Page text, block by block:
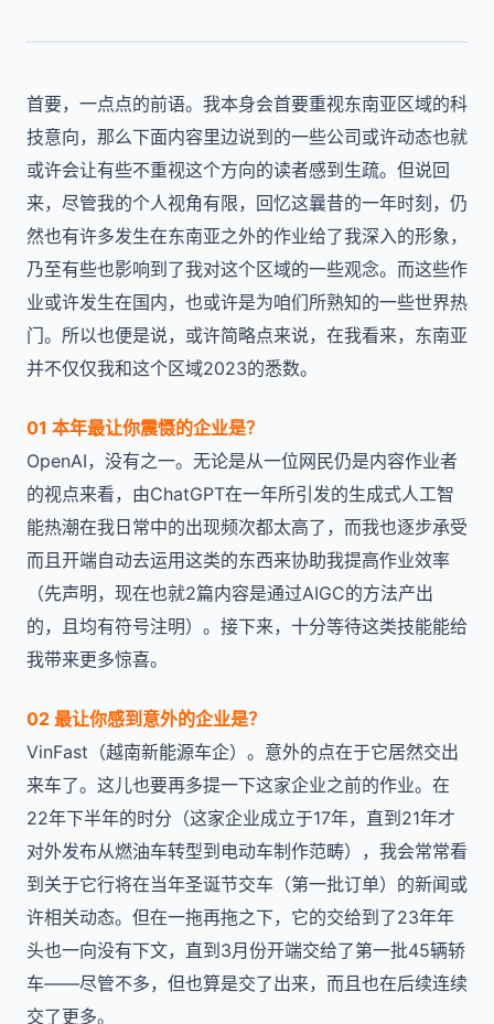
首要，一点点的前语。我本身会首要重视东南亚区域的科
技意向，那么下面内容里边说到的一些公司或许动态也就
或许会让有些不重视这个方向的读者感到生疏。但说回
来，尽管我的个人视角有限，回忆这曩昔的一年时刻，仍
然也有许多发生在东南亚之外的作业给了我深入的形象，
乃至有些也影响到了我对这个区域的一些观念。而这些作
业或许发生在国内，也或许是为咱们所熟知的一些世界热
门。所以也便是说，或许简略点来说，在我看来，东南亚
并不仅仅我和这个区域2023的悉数。
01 本年最让你震慑的企业是？
OpenAI，没有之一。无论是从一位网民仍是内容作业者
的视点来看，由ChatGPT在一年所引发的生成式人工智
能热潮在我日常中的出现频次都太高了，而我也逐步承受
而且开端自动去运用这类的东西来协助我提高作业效率
（先声明，现在也就2篇内容是通过AIGC的方法产出
的，且均有符号注明）。接下来，十分等待这类技能能给
我带来更多惊喜。
02 最让你感到意外的企业是？
VinFast（越南新能源车企）。意外的点在于它居然交出
来车了。这儿也要再多提一下这家企业之前的作业。在
22年下半年的时分（这家企业成立于17年，直到21年才
对外发布从燃油车转型到电动车制作范畴），我会常常看
到关于它行将在当年圣诞节交车（第一批订单）的新闻或
许相关动态。但在一拖再拖之下，它的交给到了23年年
头也一向没有下文，直到3月份开端交给了第一批45辆轿
车——尽管不多，但也算是交了出来，而且也在后续连续
交了更多。